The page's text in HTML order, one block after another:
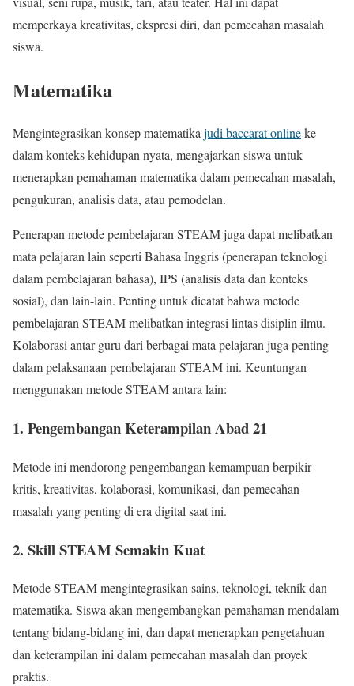
memperkaya kreativitas, ekspresi diri, dan pemecahan masalah
siswa.
Matematika
Mengintegrasikan konsep matematikajudi baccarat onlineke
dalam konteks kehidupan nyata, mengajarkan siswa untuk
menerapkan pemahaman matematika dalam pemecahan masalah,
pengukuran, analisis data, atau pemodelan.
Penerapan metode pembelajaran STEAM juga dapat melibatkan
mata pelajaran lain seperti Bahasa Inggris (penerapan teknologi
dalam pembelajaran bahasa), IPS (analisis data dan konteks
sosial), dan lain-lain. Penting untuk dicatat bahwa metode
pembelajaran STEAM melibatkan integrasi lintas disiplin ilmu.
Kolaborasi antar guru dari berbagai mata pelajaran juga penting
dalam pelaksanaan pembelajaran STEAM ini. Keuntungan
menggunakan metode STEAM antara lain:
1. Pengembangan Keterampilan Abad 21
Metode ini mendorong pengembangan kemampuan berpikir
kritis, kreativitas, kolaborasi, komunikasi, dan pemecahan
masalah yang penting di era digital saat ini.
2. Skill STEAM Semakin Kuat
Metode STEAM mengintegrasikan sains, teknologi, teknik dan
matematika. Siswa akan mengembangkan pemahaman mendalam
tentang bidang-bidang ini, dan dapat menerapkan pengetahuan
dan keterampilan ini dalam pemecahan masalah dan proyek
praktis.